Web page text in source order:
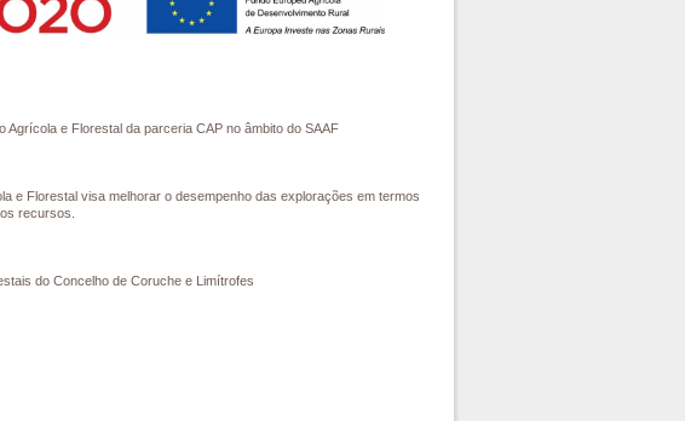
Agrícola e Florestal da parceria CAP no âmbito do SAAF
e Florestal visa melhorar o desempenho das explorações em termos
recursos.
do Concelho de Coruche e Limítrofes